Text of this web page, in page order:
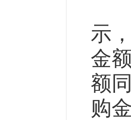
示
金
额
购